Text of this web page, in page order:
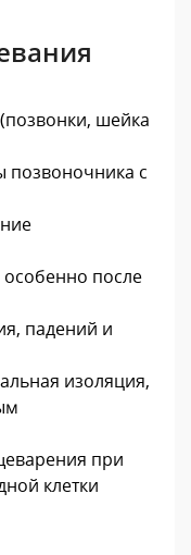
шейка
с
после
падений и
изоляция,
при
клетки